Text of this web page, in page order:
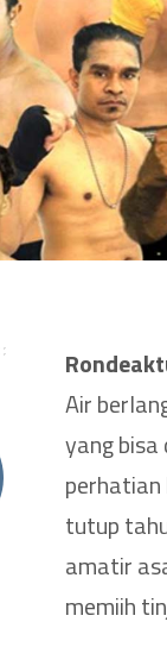
Air
yang
perhatian
tutup
amatir
memiih